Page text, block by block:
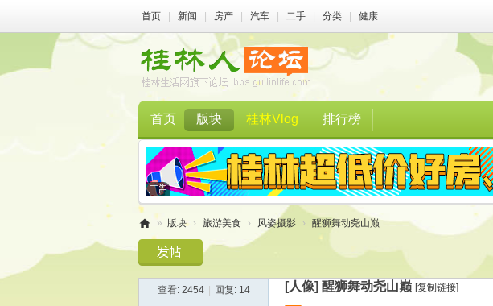
首页 新闻 房产 汽车 二手 分类 健康
首页 版块 桂林Vlog 排行榜
林
» 版块 › 旅游美食 › 风姿摄影 › 醒狮舞动尧山巅
查看: 2454 回复: 14 [人像] 醒狮舞动尧山巅 [复制链接]